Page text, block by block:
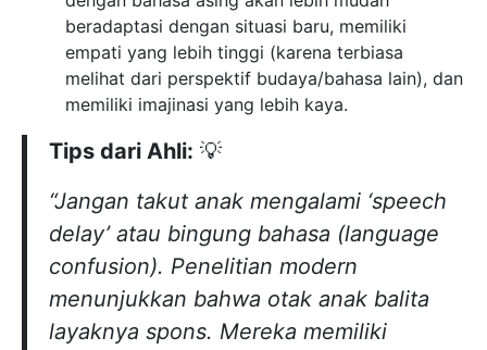
beradaptasi dengan situasi baru, memiliki
empati yang lebih tinggi (karena terbiasa
melihat dari perspektif budaya/bahasa lain), dan
memiliki imajinasi yang lebih kaya.
Tips dari Ahli: 💡
“Jangan takut anak mengalami ‘speech
delay’ atau bingung bahasa (language
confusion). Penelitian modern
menunjukkan bahwa otak anak balita
layaknya spons. Mereka memiliki